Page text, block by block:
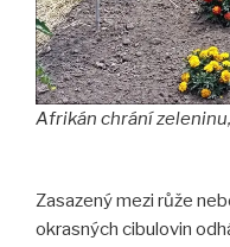
Afrikán chrání
Zasazený mezi růže
okrasných cibulovin